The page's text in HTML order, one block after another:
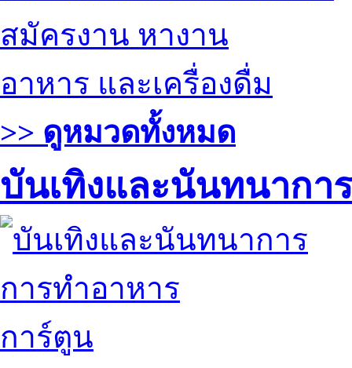
สมัครงาน หางาน
อาหาร และเครื่องดื่ม
>> ดูหมวดทั้งหมด
บันเทิงและนันทนาการ
การทำอาหาร
การ์ตูน